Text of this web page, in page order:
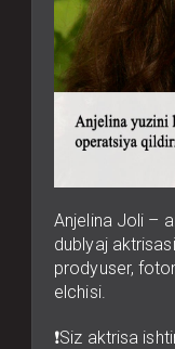
Anjelina Joli –
dublyaj
prodyuser,
elchisi.
❗️Siz aktrisa